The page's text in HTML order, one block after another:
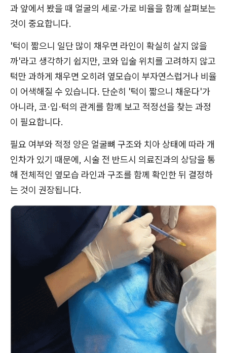
과 앞에서 봤을 때 얼굴의 세로·가로 비율을 함께 살펴보는
것이 중요합니다.
'턱이 짧으니 일단 많이 채우면 라인이 확실히 살지 않을
까'라고 생각하기 쉽지만, 코와 입술 위치를 고려하지 않고
턱만 과하게 채우면 오히려 옆모습이 부자연스럽거나 비율
이 어색해질 수 있습니다. 단순히 '턱이 짧으니 채운다'가
아니라, 코·입·턱의 관계를 함께 보고 적정선을 찾는 과정
이 필요합니다.
필요 여부와 적정 양은 얼굴뼈 구조와 치아 상태에 따라 개
인차가 있기 때문에, 시술 전 반드시 의료진과의 상담을 통
해 전체적인 옆모습 라인과 구조를 함께 확인한 뒤 결정하
는 것이 권장됩니다.